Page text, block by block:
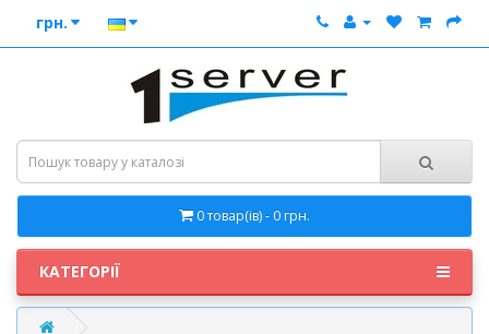
грн.
0 товар(ів) - 0 грн.
КАТЕГОРІЇ